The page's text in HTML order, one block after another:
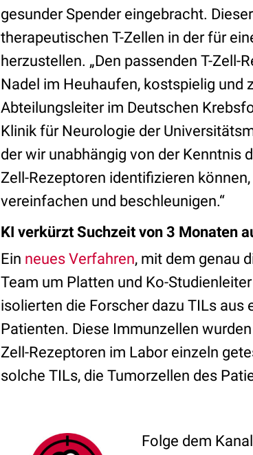
gesunder Spender eingebracht.
therapeutischen T-Zellen in der für
herzustellen. „Den passenden T-Zell-
Nadel im Heuhaufen, kostspielig und
Abteilungsleiter im Deutschen
Klinik für Neurologie der
der wir unabhängig von der Kenntnis
Zell-Rezeptoren identifizieren
vereinfachen und beschleunigen.“
KI verkürzt Suchzeit von 3 Monaten
Ein neues Verfahren, mit dem genau
Team um Platten und Ko-
isolierten die Forscher dazu TILs
Patienten. Diese Immunzellen
Zell-Rezeptoren im Labor einzeln
solche TILs, die Tumorzellen des
Folge dem Kanal